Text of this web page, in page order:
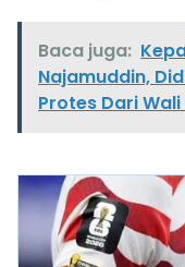
Baca juga:
Najamuddin,
Protes Dari